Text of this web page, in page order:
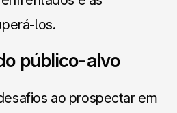
los.
público-alvo
ao prospectar em